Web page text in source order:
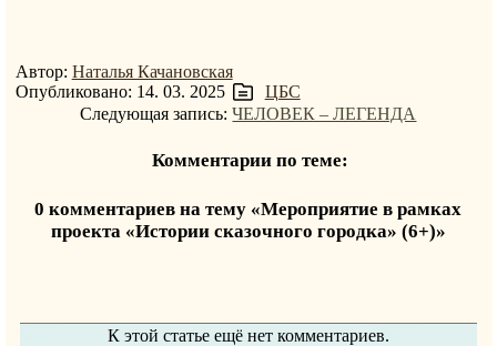
Автор: Наталья Качановская
Опубликовано: 14. 03. 2025
ЦБС
Следующая запись:ЧЕЛОВЕК – ЛЕГЕНДА
Комментарии по теме:
0 комментариев на тему «Мероприятие в рамках
проекта «Истории сказочного городка» (6+)»
К этой статье ещё нет комментариев.